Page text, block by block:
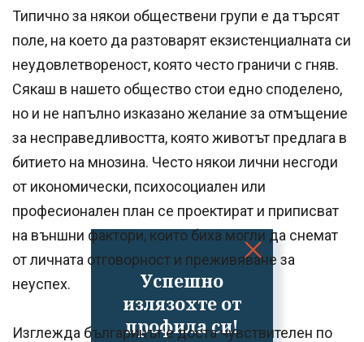
Успешно
излязохте от
профила си!
Типично за някои обществени групи е да търсят
поле, на което да разтоварят екзистенциалната си
неудовлетвореност, която често граничи с гняв.
Сякаш в нашето общество стои едно споделено,
но и не напълно изказано желание за отмъщение
за несправедливостта, която животът предлага в
битието на мнозина. Често някои лични несгоди
от икономически, психосоциален или
професионален план се проектират и приписват
на външни фактори, които биха могли да снемат
от личната отговорност и преживяване за
неуспех.
Изглежда българинът е доста чувствителен по